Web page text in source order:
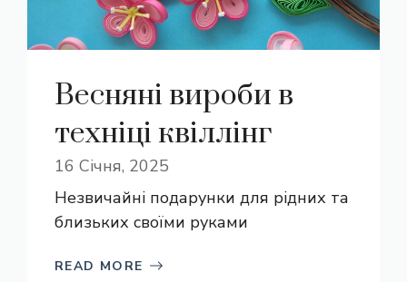
Весняні вироби в
техніці квіллінг
16 Січня, 2025
Незвичайні подарунки для рідних та
близьких своїми руками
READ MORE